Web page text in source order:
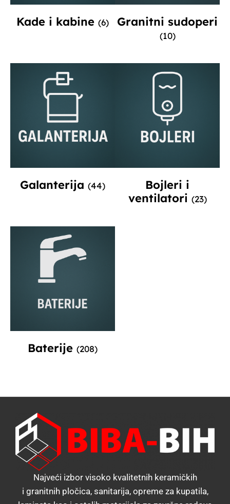
Kade i kabine (6) Granitni sudoperi
(10)
Galanterija (44)
Bojleri i
ventilatori (23)
Baterije (208)
Najveći izbor visoko kvalitetnih keramičkih
i granitnih pločica, sanitarija, opreme za kupatila,